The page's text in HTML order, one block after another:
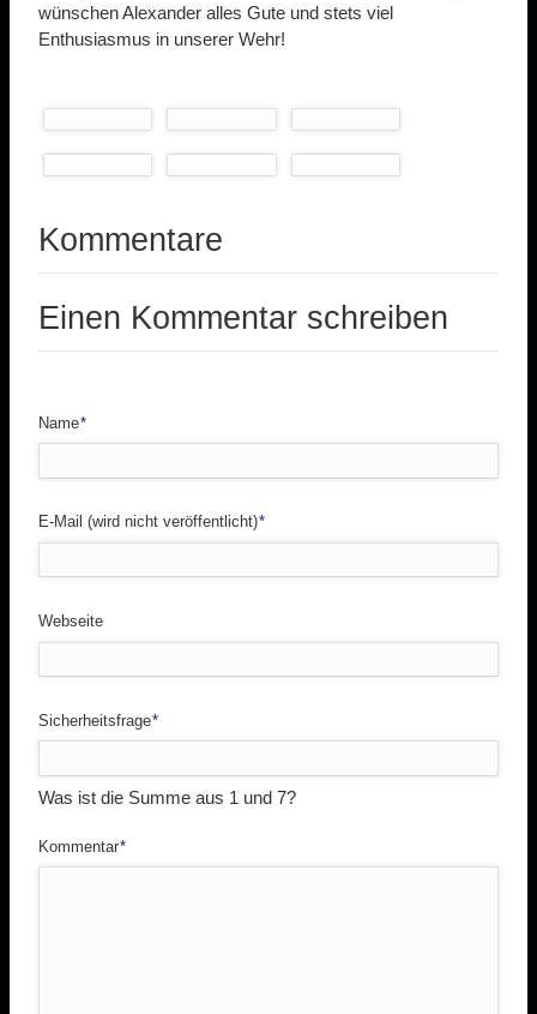
wünschen Alexander alles Gute und stets viel
Enthusiasmus in unserer Wehr!
Kommentare
Einen Kommentar schreiben
Pflichtfeld
Name*
Pflichtfeld
E-Mail (wird nicht veröffentlicht)*
Webseite
Pflichtfeld
Sicherheitsfrage*
Was ist die Summe aus 1 und 7?
Pflichtfeld
Kommentar*